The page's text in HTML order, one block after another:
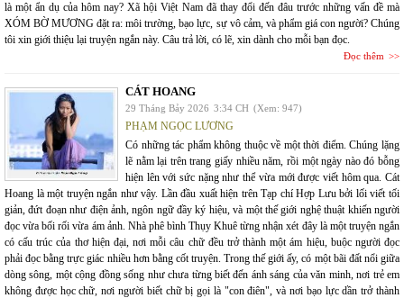
là một ẩn dụ của hôm nay? Xã hội Việt Nam đã thay đổi đến đâu trước những vấn đề mà
XÓM BỜ MƯƠNG đặt ra: môi trường, bạo lực, sự vô cảm, và phẩm giá con người? Chúng
tôi xin giới thiệu lại truyện ngắn này. Câu trả lời, có lẽ, xin dành cho mỗi bạn đọc.
Đọc thêm
CÁT HOANG
29 Tháng Bảy 2026 3:34 CH (Xem: 947)
PHẠM NGỌC LƯƠNG
Có những tác phẩm không thuộc về một thời điểm. Chúng lặng
lẽ nằm lại trên trang giấy nhiều năm, rồi một ngày nào đó bỗng
hiện lên với sức nặng như thể vừa mới được viết hôm qua. Cát
Hoang là một truyện ngắn như vậy. Lần đầu xuất hiện trên Tạp chí Hợp Lưu bởi lối viết tối
giản, đứt đoạn như điện ảnh, ngôn ngữ đầy ký hiệu, và một thế giới nghệ thuật khiến người
đọc vừa bối rối vừa ám ảnh. Nhà phê bình Thụy Khuê từng nhận xét đây là một truyện ngắn
có cấu trúc của thơ hiện đại, nơi mỗi câu chữ đều trở thành một ám hiệu, buộc người đọc
phải đọc bằng trực giác nhiều hơn bằng cốt truyện. Trong thế giới ấy, có một bãi đất nổi giữa
dòng sông, một cộng đồng sống như chưa từng biết đến ánh sáng của văn minh, nơi trẻ em
không được học chữ, nơi người biết chữ bị gọi là "con điên", và nơi bạo lực dần trở thành